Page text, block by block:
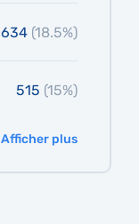
634 (18.5%)
515 (15%)
Afficher plus